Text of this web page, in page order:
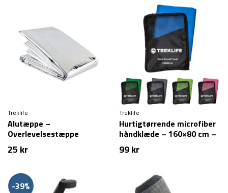
Treklife
Alutæppe –
Overlevelsestæppe
25 kr
Treklife
Hurtigtørrende microfiber
håndklæde – 160×80 cm –
Treklife
99kr
-39%